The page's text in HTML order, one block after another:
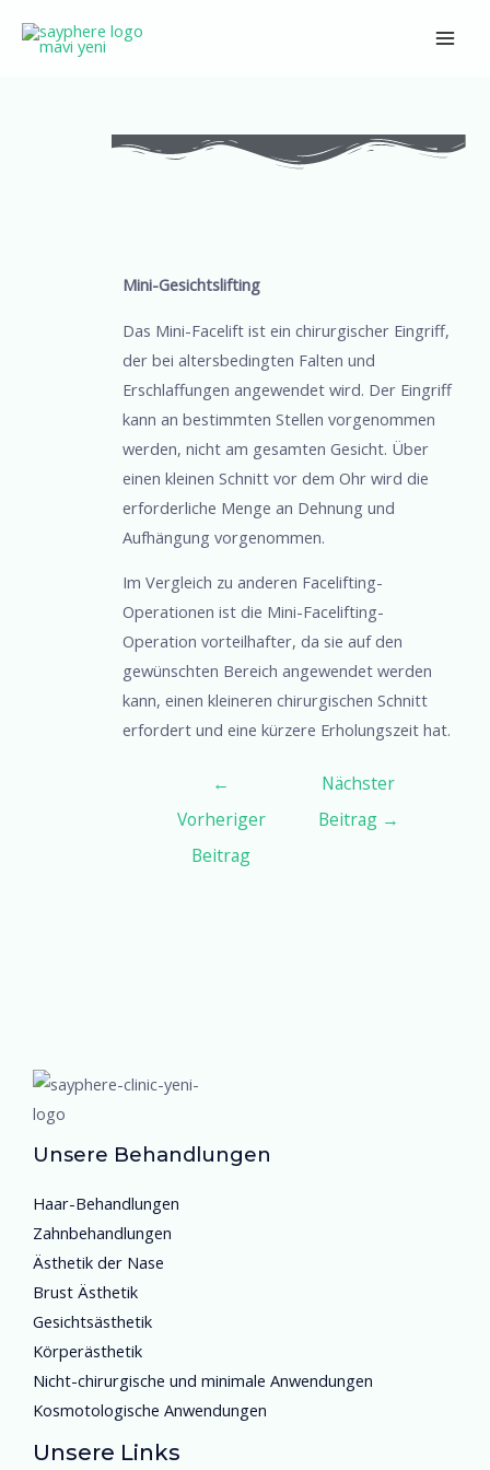
Inhalt
Mini-Gesichtslifting
Das Mini-Facelift ist ein chirurgischer Eingriff,
der bei altersbedingten Falten und
Erschlaffungen angewendet wird. Der Eingriff
kann an bestimmten Stellen vorgenommen
werden, nicht am gesamten Gesicht. Über
einen kleinen Schnitt vor dem Ohr wird die
erforderliche Menge an Dehnung und
Aufhängung vorgenommen.
Im Vergleich zu anderen Facelifting-
Operationen ist die Mini-Facelifting-
Operation vorteilhafter, da sie auf den
gewünschten Bereich angewendet werden
kann, einen kleineren chirurgischen Schnitt
erfordert und eine kürzere Erholungszeit hat.
Navigation
←
Vorheriger
Beitrag
Nächster
Beitrag →
Unsere Behandlungen
Haar-Behandlungen
Zahnbehandlungen
Ästhetik der Nase
Brust Ästhetik
Gesichtsästhetik
Körperästhetik
Nicht-chirurgische und minimale Anwendungen
Kosmotologische Anwendungen
Unsere Links